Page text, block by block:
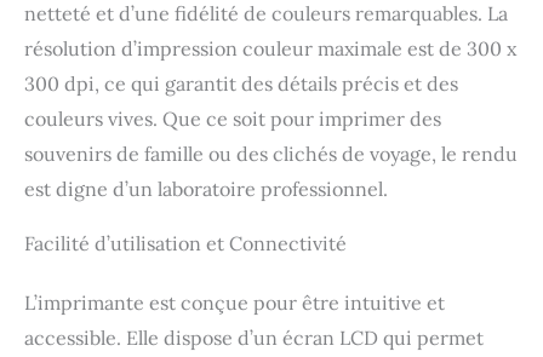
autocollants, pour avoir
toujours l'impression
vos albums souvenirs, à
offrir ou à utiliser pour
bricolage.
Fonctionnement simple
impression simple en
votre appareil intelligent
avec l'application
SELPHY Photo Layout.
netteté et d’une fidélité de couleurs remarquables. La
résolution d’impression couleur maximale est de 300 x
300 dpi, ce qui garantit des détails précis et des
couleurs vives. Que ce soit pour imprimer des
souvenirs de famille ou des clichés de voyage, le rendu
est digne d’un laboratoire professionnel.
Facilité d’utilisation et Connectivité
L’imprimante est conçue pour être intuitive et
accessible. Elle dispose d’un écran LCD qui permet